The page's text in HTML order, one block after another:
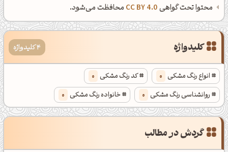
محتوا تحت گواهیCC BY 4.0 محافظت می‌شود.
کلیدواژه 4 کلیدواژه
انواع رنگ مشکی 0 کد رنگ مشکی 0
روانشناسی رنگ مشکی 0 خانواده رنگ مشکی 0
گردش در مطالب